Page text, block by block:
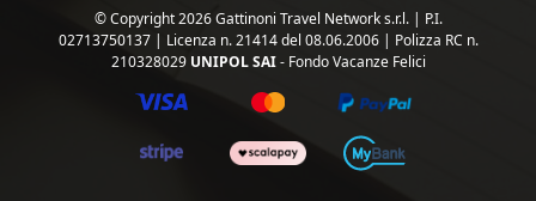
© Copyright 2026 Gattinoni Travel Network s.r.l. | P.I.
02713750137 | Licenza n. 21414 del 08.06.2006 | Polizza RC n.
210328029 UNIPOL SAI- Fondo Vacanze Felici